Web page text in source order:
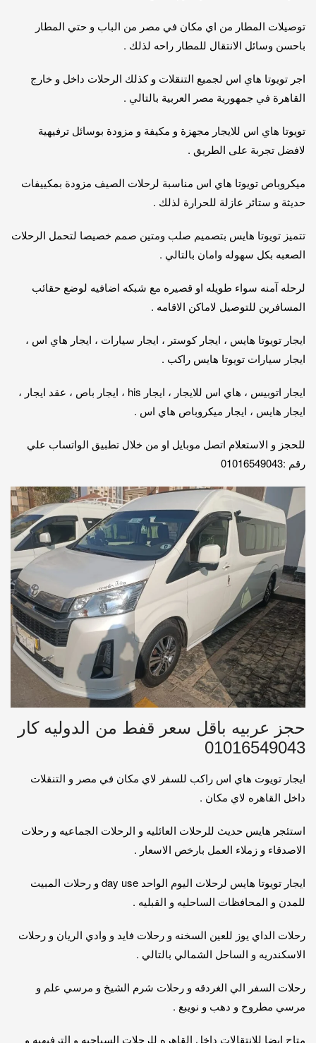
توصيلات المطار من اي مكان في مصر من الباب و حتي المطار
باحسن وسائل الانتقال للمطار راحه لذلك .
اجر تويوتا هاي اس لجميع التنقلات و كذلك الرحلات داخل و خارج
القاهرة في جمهورية مصر العربية بالتالي .
تويوتا هاي اس للايجار مجهزة و مكيفة و مزودة بوسائل ترفيهية
لافضل تجربة على الطريق .
ميكروباص تويوتا هاي اس مناسبة لرحلات الصيف مزودة بمكييفات
حديثة و ستائر عازلة للحرارة لذلك .
تتميز تويوتا هايس بتصميم صلب ومتين صمم خصيصا لتحمل الرحلات
الصعبه بكل سهوله وامان بالتالي .
لرحله آمنه سواء طويله او قصيره مع شبكه اضافيه لوضع حقائب
المسافرين للتوصيل لاماكن الاقامه .
ايجار تويوتا هايس ، ايجار كوستر ، ايجار سيارات ، ايجار هاي اس ،
ايجار سيارات تويوتا هايس راكب .
ايجار اتوبيس ، هاي اس للايجار ، ايجار his ، ايجار باص ، عقد ايجار ،
ايجار هايس ، ايجار ميكروباص هاي اس .
للحجز و الاستعلام اتصل موبايل او من خلال تطبيق الواتساب علي
رقم :01016549043
حجز عربيه باقل سعر قفط من الدوليه كار
01016549043
ايجار تويوت هاي اس راكب للسفر لاي مكان في مصر و التنقلات
داخل القاهره لاي مكان .
استئجر هايس حديث للرحلات العائليه و الرحلات الجماعيه و رحلات
الاصدقاء و زملاء العمل بارخص الاسعار .
ايجار تويوتا هايس لرحلات اليوم الواحد day use و رحلات المبيت
للمدن و المحافظات الساحليه و القبليه .
رحلات الداي يوز للعين السخنه و رحلات فايد و وادي الريان و رحلات
الاسكندريه و الساحل الشمالي بالتالي .
رحلات السفر الي الغردقه و رحلات شرم الشيخ و مرسي علم و
مرسي مطروح و دهب و نويبع .
متاح ايضا للانتقالات داخل القاهره للرحلات السياحيه و الترفيهيه و